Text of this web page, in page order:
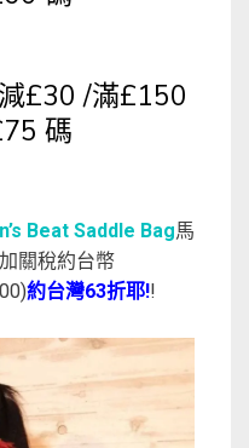
£30 /滿£150
碼
Beat Saddle Bag馬
關稅約台幣
約台灣63折耶!!